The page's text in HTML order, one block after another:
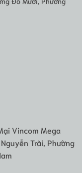
Vincom Mega
Trãi, Phường